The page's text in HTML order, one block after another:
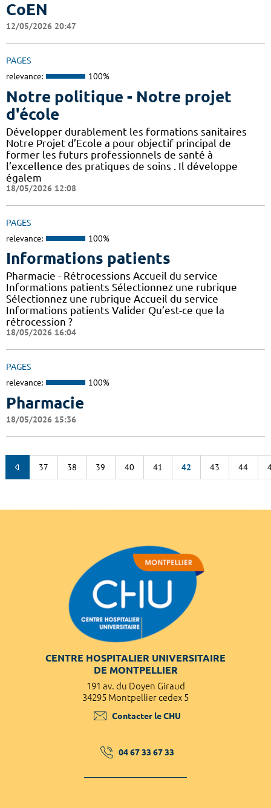
CoEN
12/05/2026 20:47
PAGES
relevance: 100%
Notre politique - Notre projet
d'école
Développer durablement les formations sanitaires
Notre Projet d’Ecole a pour objectif principal de
former les futurs professionnels de santé à
l’excellence des pratiques de soins . Il développe
égalem
18/05/2026 12:08
PAGES
relevance: 100%
Informations patients
Pharmacie - Rétrocessions Accueil du service
Informations patients Sélectionnez une rubrique
Sélectionnez une rubrique Accueil du service
Informations patients Valider Qu’est-ce que la
rétrocession ?
18/05/2026 16:04
PAGES
relevance: 100%
Pharmacie
18/05/2026 15:36
37 38 39 40 41 42 43 44
CENTRE HOSPITALIER UNIVERSITAIRE
DE MONTPELLIER
191 av. du Doyen Giraud
34295 Montpellier cedex 5
Contacter le CHU
04 67 33 67 33